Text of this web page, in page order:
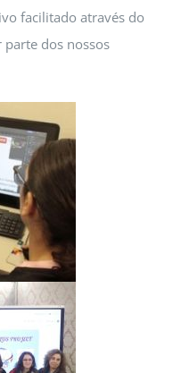
facilitado através do
dos nossos